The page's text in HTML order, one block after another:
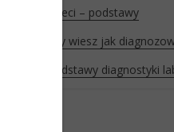
dzieci – podstawy
Czy wiesz jak
Podstawy diagnostyki